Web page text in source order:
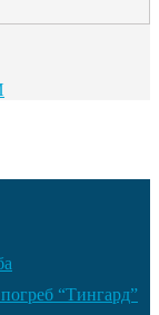
“Тингард”